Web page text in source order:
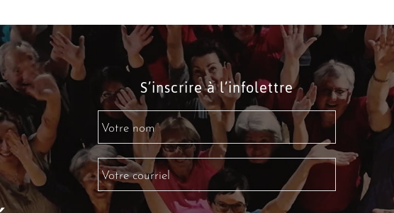
S’inscrire à l’infolettre